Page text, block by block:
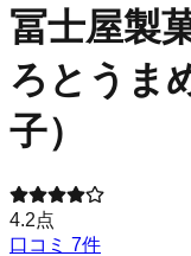
冨士屋製
ろとうま
子）
4.2点
口コミ 7件